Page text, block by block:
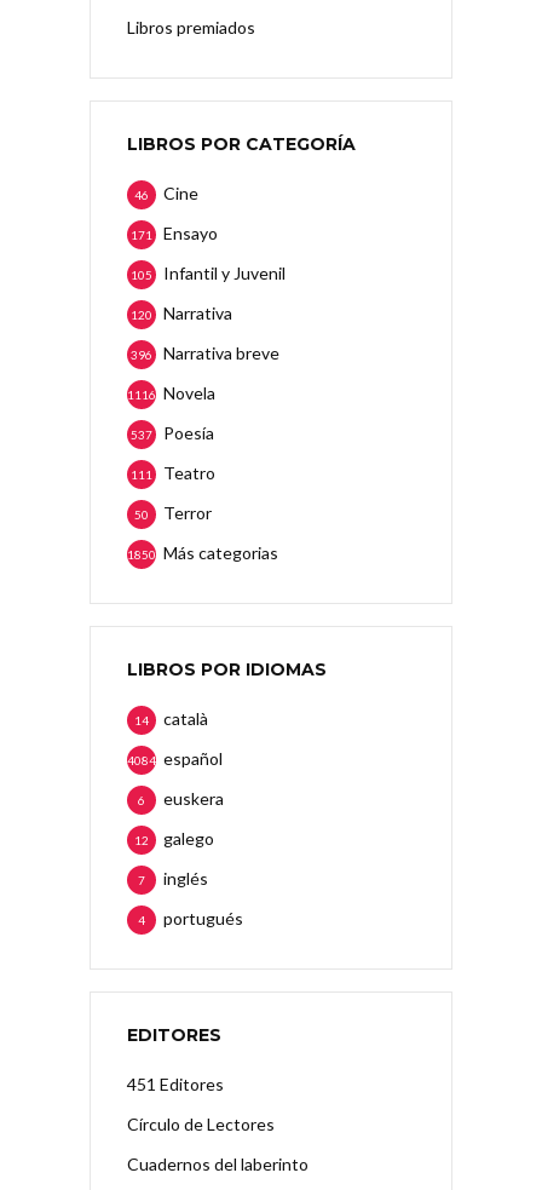
Libros premiados
LIBROS POR CATEGORÍA
Cine
46
Ensayo
171
Infantil y Juvenil
105
Narrativa
120
Narrativa breve
396
Novela
1116
Poesía
537
Teatro
111
Terror
50
Más categorias
1850
LIBROS POR IDIOMAS
català
14
español
4084
euskera
6
galego
12
inglés
7
portugués
4
EDITORES
451 Editores
Círculo de Lectores
Cuadernos del laberinto